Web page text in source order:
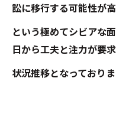
訟に移行する可能性が
という極めてシビアな
日から工夫と注力が要
状況推移となっておりま